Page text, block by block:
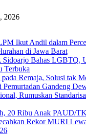
2026
Ikut Andil dalam
di Jawa Barat
Sidoarjo Bahas LGBTQ,
Terbuka
Remaja, Solusi tak
Pemurtadan Gandeng
Rumuskan
20 Ribu Anak PAUD/
Rekor MURI